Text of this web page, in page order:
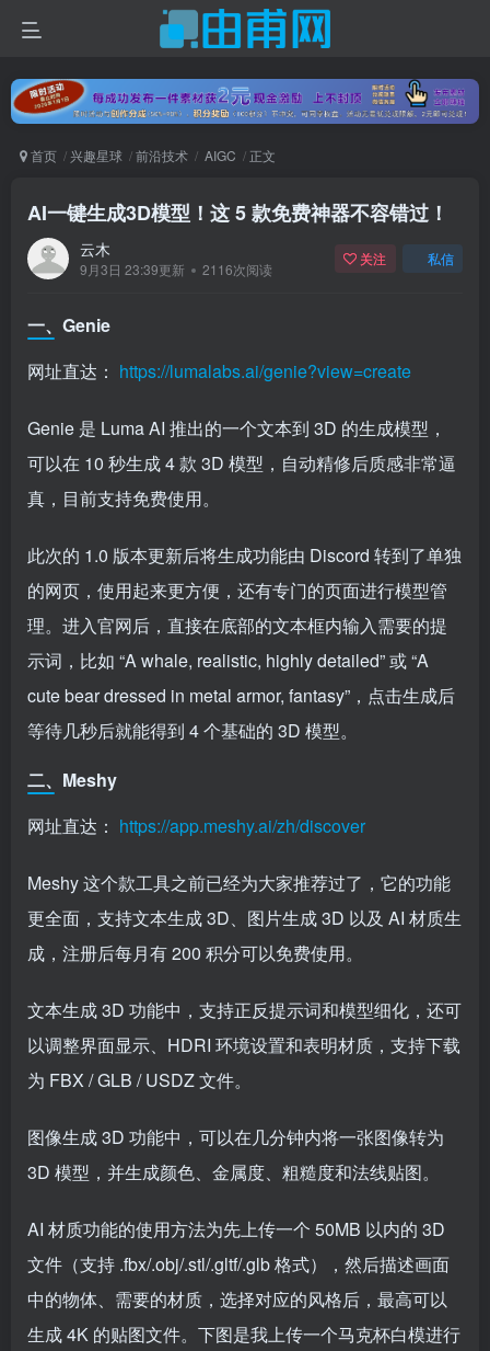
首页 兴趣星球 前沿技术 AIGC 正文
AI一键生成3D模型！这 5 款免费神器不容错过！
云木
9月3日 23:39更新 2116次阅读
关注 私信
一、Genie
网址直达： https://lumalabs.ai/genie?view=create
Genie 是 Luma AI 推出的一个文本到 3D 的生成模型，
可以在 10 秒生成 4 款 3D 模型，自动精修后质感非常逼
真，目前支持免费使用。
此次的 1.0 版本更新后将生成功能由 Discord 转到了单独
的网页，使用起来更方便，还有专门的页面进行模型管
理。进入官网后，直接在底部的文本框内输入需要的提
示词，比如 “A whale, realistic, highly detailed” 或 “A
cute bear dressed in metal armor, fantasy”，点击生成后
等待几秒后就能得到 4 个基础的 3D 模型。
二、Meshy
网址直达： https://app.meshy.ai/zh/discover
Meshy 这个款工具之前已经为大家推荐过了，它的功能
更全面，支持文本生成 3D、图片生成 3D 以及 AI 材质生
成，注册后每月有 200 积分可以免费使用。
文本生成 3D 功能中，支持正反提示词和模型细化，还可
以调整界面显示、HDRI 环境设置和表明材质，支持下载
为 FBX / GLB / USDZ 文件。
图像生成 3D 功能中，可以在几分钟内将一张图像转为
3D 模型，并生成颜色、金属度、粗糙度和法线贴图。
AI 材质功能的使用方法为先上传一个 50MB 以内的 3D
文件（支持 .fbx/.obj/.stl/.gltf/.glb 格式），然后描述画面
中的物体、需要的材质，选择对应的风格后，最高可以
生成 4K 的贴图文件。下图是我上传一个马克杯白模进行